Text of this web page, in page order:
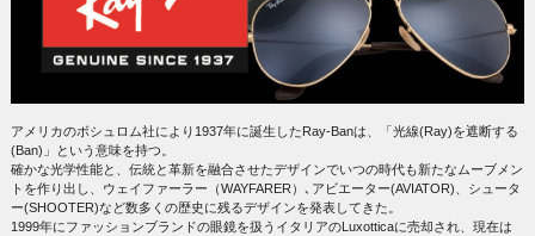
アメリカのボシュロム社により1937年に誕生したRay-Banは、「光線(Ray)を遮断する
(Ban)」という意味を持つ。
確かな光学性能と、伝統と革新を融合させたデザインでいつの時代も新たなムーブメン
トを作り出し、ウェイファーラー（WAYFARER）､アビエーター(AVIATOR)、シュータ
ー(SHOOTER)など数多くの歴史に残るデザインを発表してきた。
1999年にファッションブランドの眼鏡を扱うイタリアのLuxotticaに売却され、現在は